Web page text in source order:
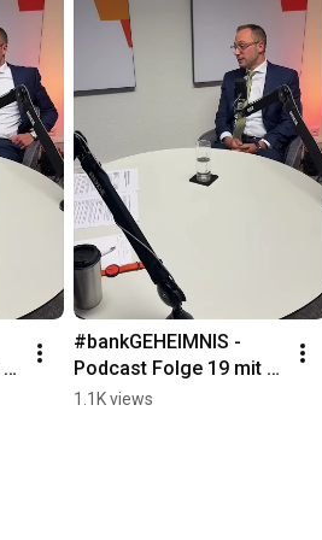
#bankGEHEIMNIS -
Podcast Folge 19 mit
Tino Klink - auf Spotify,
1.1K views